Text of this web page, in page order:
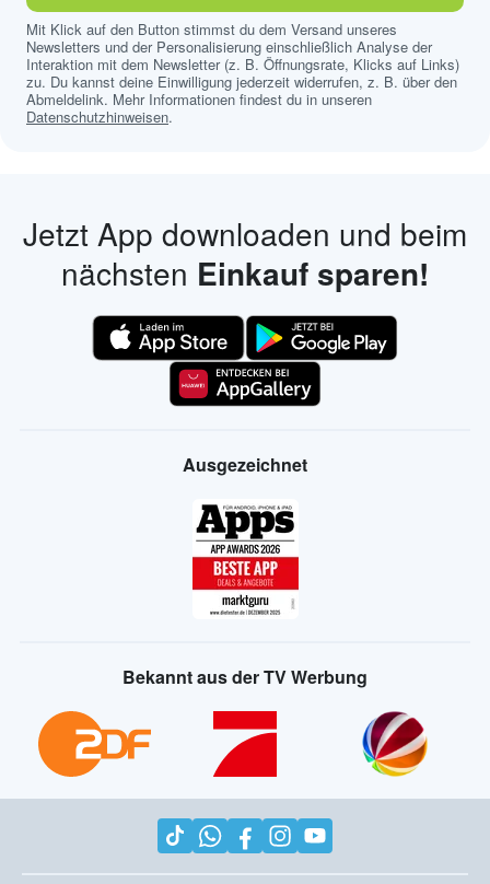
Mit Klick auf den Button stimmst du dem Versand unseres
Newsletters und der Personalisierung einschließlich Analyse der
Interaktion mit dem Newsletter (z. B. Öffnungsrate, Klicks auf Links)
zu. Du kannst deine Einwilligung jederzeit widerrufen, z. B. über den
Abmeldelink. Mehr Informationen findest du in unseren
Datenschutzhinweisen.
Jetzt App downloaden und beim
nächsten Einkauf sparen!
Ausgezeichnet
Bekannt aus der TV Werbung